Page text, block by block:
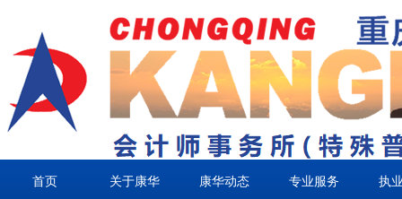
首页 关于康华 康华动态 专业服务 执